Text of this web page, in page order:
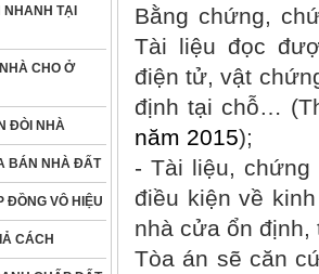
NHANH TẠI
CHO Ở
ĐÒI NHÀ
BÁN NHÀ ĐẤT
ĐỒNG VÔ HIỆU
CÁCH
Bằng chứng,
Tài liệu đọc
điện tử, vật
định tại chỗ…
năm 2015);
- Tài liệu,
điều kiện về
nhà cửa ổn
Tòa án sẽ căn